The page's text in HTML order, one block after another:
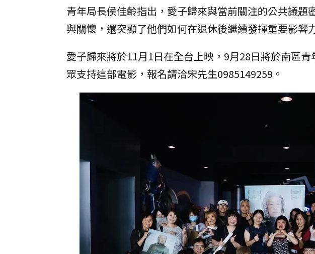
青年局長侯佳齡指出，愛子歸來與當前關注的公共議題
與關懷，還突顯了他們如何在退休後繼續發揮重要影響
愛子歸來將於11月1日在全台上映，9月28日將於南區
眾支持這部電影，報名請洽宋先生0985149259。